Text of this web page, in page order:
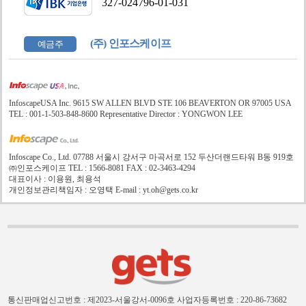
327-024796-01-031
예금주 (주) 인포스케이프
InfoscapeUSA Inc. 9615 SW ALLEN BLVD STE 106 BEAVERTON OR 97005 USA
TEL : 001-1-503-848-8600 Representative Director : YONGWON LEE
Infoscape Co., Ltd. 07788 서울시 강서구 마곡서로 152 두산더랜드타워 B동 919호
㈜인포스케이프 TEL : 1566-8081 FAX : 02-3463-4294
대표이사 : 이용원, 최용석
개인정보관리책임자 : 오영택 E-mail : yt.oh@gets.co.kr
통신판매업신고번호 : 제2023-서울강서-0096호 사업자등록번호 : 220-86-73682